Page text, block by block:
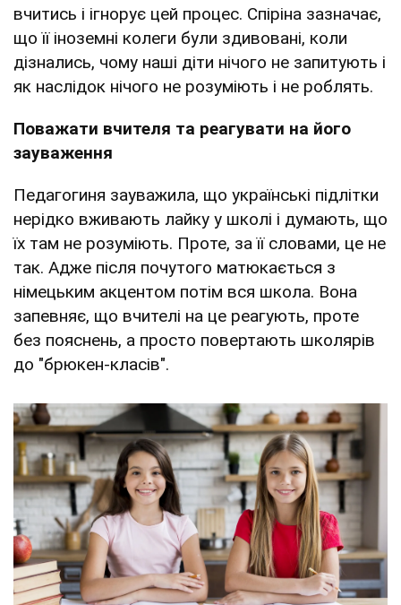
вчитись і ігнорує цей процес. Спіріна зазначає,
що її іноземні колеги були здивовані, коли
дізнались, чому наші діти нічого не запитують і
як наслідок нічого не розуміють і не роблять.
Поважати вчителя та реагувати на його
зауваження
Педагогиня зауважила, що українські підлітки
нерідко вживають лайку у школі і думають, що
їх там не розуміють. Проте, за її словами, це не
так. Адже після почутого матюкається з
німецьким акцентом потім вся школа. Вона
запевняє, що вчителі на це реагують, проте
без пояснень, а просто повертають школярів
до "брюкен-класів".